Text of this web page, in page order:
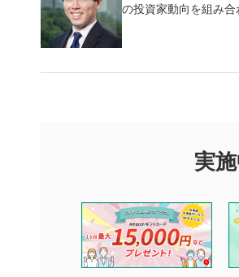
の投資家動向を組み合
実